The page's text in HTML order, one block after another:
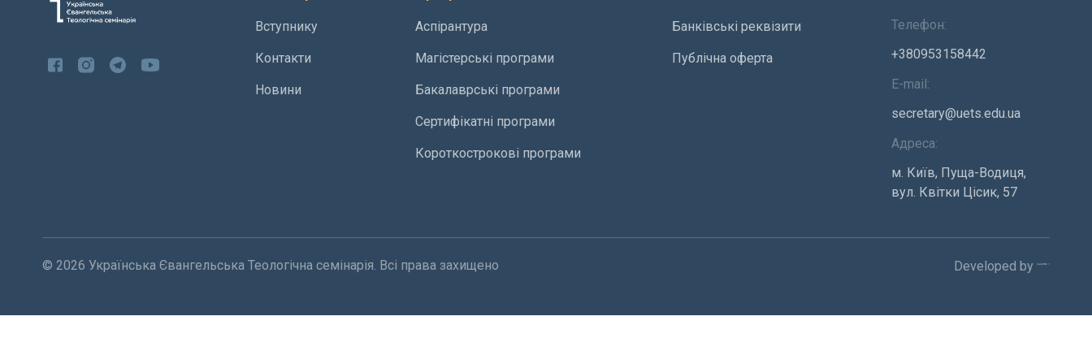
Вступнику
Контакти
Новини
Аспірантура
Магістерські програми
Бакалаврські програми
Сертифікатні програми
Короткострокові програми
Банківські реквізити
Публічна оферта
Телефон:
+380953158442
E-mail:
secretary@uets.edu.ua
Адреса:
м. Київ, Пуща-Водиця,
вул. Квітки Цісик, 57
© 2026 Українська Євангельська Теологічна семінарія. Всі права захищено Developed by